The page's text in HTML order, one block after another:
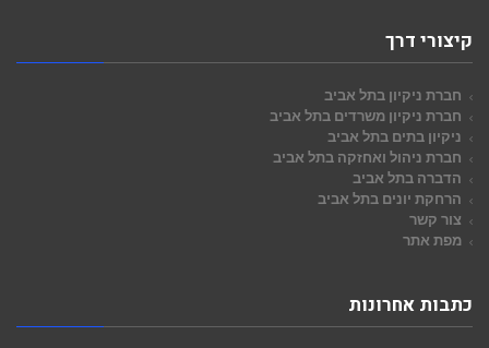
קיצורי דרך
חברת ניקיון בתל אביב
חברת ניקיון משרדים בתל אביב
ניקיון בתים בתל אביב
חברת ניהול ואחזקה בתל אביב
הדברה בתל אביב
הרחקת יונים בתל אביב
צור קשר
מפת אתר
כתבות אחרונות